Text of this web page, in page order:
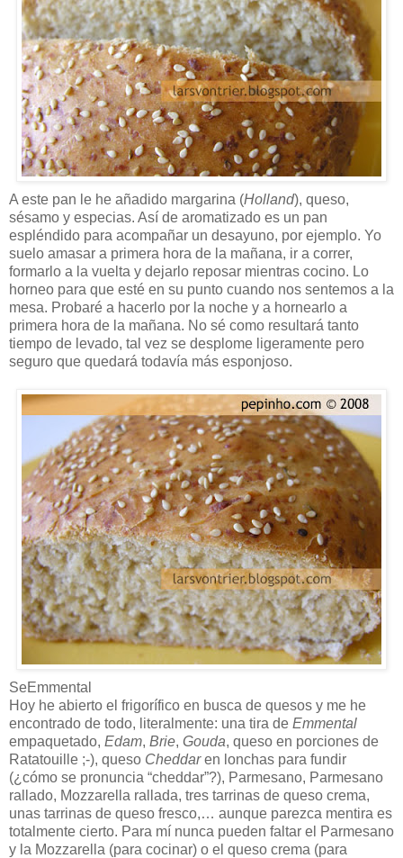
A este pan le he añadido margarina (Holland), queso,
sésamo y especias. Así de aromatizado es un pan
espléndido para acompañar un desayuno, por ejemplo. Yo
suelo amasar a primera hora de la mañana, ir a correr,
formarlo a la vuelta y dejarlo reposar mientras cocino. Lo
horneo para que esté en su punto cuando nos sentemos a la
mesa. Probaré a hacerlo por la noche y a hornearlo a
primera hora de la mañana. No sé como resultará tanto
tiempo de levado, tal vez se desplome ligeramente pero
seguro que quedará todavía más esponjoso.
SeEmmental
Hoy he abierto el frigorífico en busca de quesos y me he
encontrado de todo, literalmente: una tira de Emmental
empaquetado, Edam, Brie, Gouda, queso en porciones de
Ratatouille ;-), queso Cheddaren lonchas para fundir
(¿cómo se pronuncia “cheddar”?), Parmesano, Parmesano
rallado, Mozzarella rallada, tres tarrinas de queso crema,
unas tarrinas de queso fresco,… aunque parezca mentira es
totalmente cierto. Para mí nunca pueden faltar el Parmesano
y la Mozzarella (para cocinar) o el queso crema (para